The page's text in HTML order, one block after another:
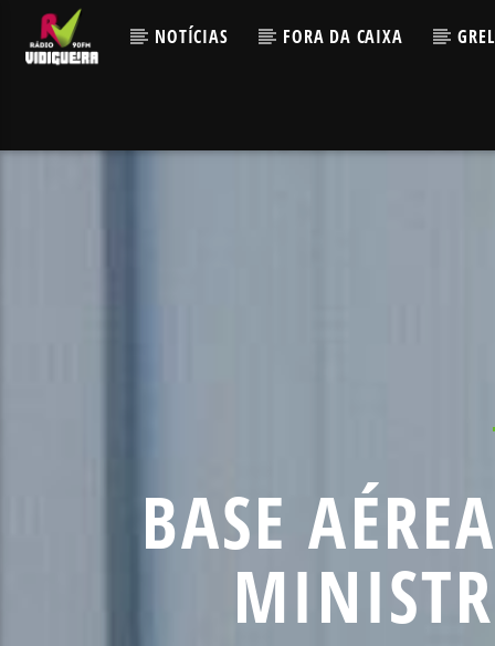
NOTÍCIAS FORA DA CAIXA
BASE